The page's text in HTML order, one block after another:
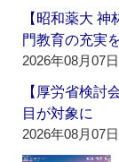
【昭和薬大
門教育の充実
2026年08月07
【厚労省検討
目が対象に
2026年08月07